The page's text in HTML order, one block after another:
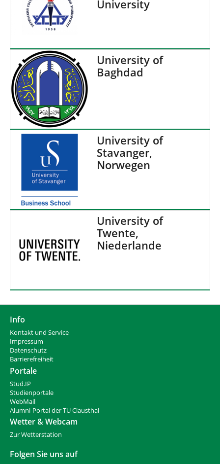
University
University of
Baghdad
University of
Stavanger,
Norwegen
University of
Twente,
Niederlande
Info
Kontakt und Service
Impressum
Datenschutz
Barrierefreiheit
Portale
Stud.IP
Studienportale
WebMail
Alumni-Portal der TU Clausthal
Wetter & Webcam
Zur Wetterstation
Folgen Sie uns auf